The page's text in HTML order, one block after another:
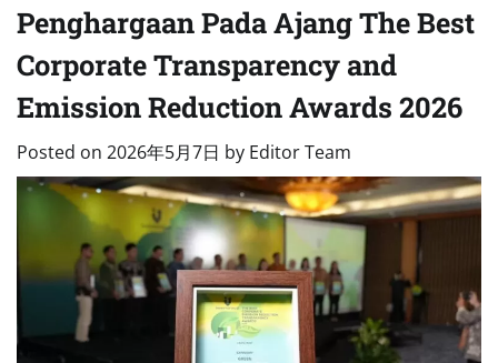
Penghargaan Pada Ajang The Best
Corporate Transparency and
Emission Reduction Awards 2026
Posted on 2026年5月7日 by Editor Team